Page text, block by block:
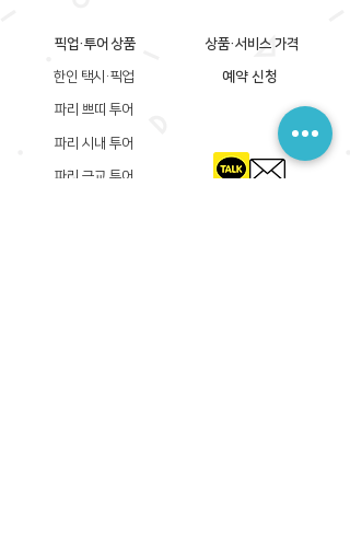
픽업·투어 상품
한인 택시·픽업
상품·서비스 가격
예약 신청
파리 쁘띠 투어
파리 시내 투어
파리 근교 투어